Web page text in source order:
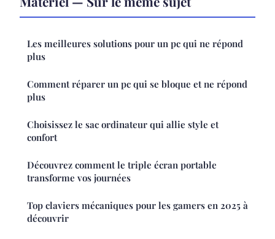
Les meilleures solutions pour un pc qui ne répond
plus
Comment réparer un pc qui se bloque et ne répond
plus
Choisissez le sac ordinateur qui allie style et
confort
Découvrez comment le triple écran portable
transforme vos journées
Top claviers mécaniques pour les gamers en 2025 à
découvrir